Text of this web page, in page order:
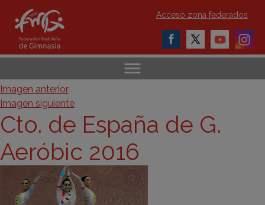
Acceso zona federados
Imagen anterior
Imagen siguiente
Cto. de España de G.
Aeróbic 2016